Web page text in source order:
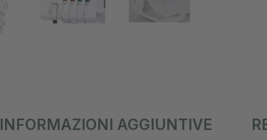
INFORMAZIONI AGGIUNTIVE